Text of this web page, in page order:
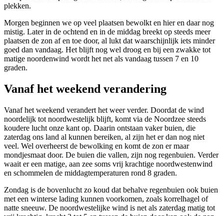
plekken.
Morgen beginnen we op veel plaatsen bewolkt en hier en daar nog
mistig. Later in de ochtend en in de middag breekt op steeds meer
plaatsen de zon af en toe door, al lukt dat waarschijnlijk iets minder
goed dan vandaag. Het blijft nog wel droog en bij een zwakke tot
matige noordenwind wordt het net als vandaag tussen 7 en 10
graden.
Vanaf het weekend verandering
Vanaf het weekend verandert het weer verder. Doordat de wind
noordelijk tot noordwestelijk blijft, komt via de Noordzee steeds
koudere lucht onze kant op. Daarin ontstaan vaker buien, die
zaterdag ons land al kunnen bereiken, al zijn het er dan nog niet
veel. Wel overheerst de bewolking en komt de zon er maar
mondjesmaat door. De buien die vallen, zijn nog regenbuien. Verder
waait er een matige, aan zee soms vrij krachtige noordwestenwind
en schommelen de middagtemperaturen rond 8 graden.
Zondag is de bovenlucht zo koud dat behalve regenbuien ook buien
met een winterse lading kunnen voorkomen, zoals korrelhagel of
natte sneeuw. De noordwestelijke wind is net als zaterdag matig tot